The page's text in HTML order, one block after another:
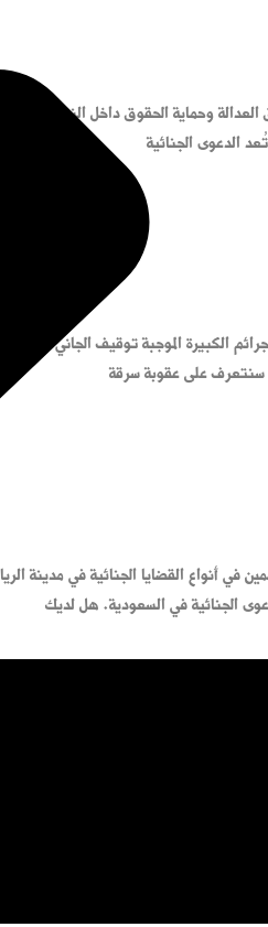
وحماية الحقوق داخل النظام
الدعوى الجنائية
الكبيرة الموجبة توقيف الجاني.
سنتعرف على عقوبة سرقة
في أنواع القضايا الجنائية في
الجنائية في السعودية. هل لديك